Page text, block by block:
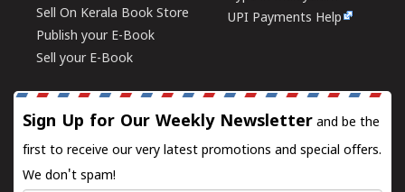
Sell On Kerala Book Store
Publish your E-Book
Sell your E-Book
UPI Payments Help
Sign Up for Our Weekly Newsletter and be the
first to receive our very latest promotions and special offers.
We don't spam!